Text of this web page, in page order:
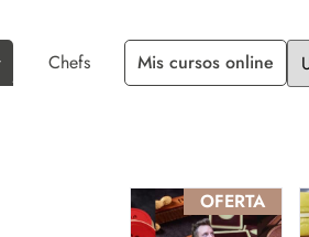
Chefs Mis cursos online
OFERTA